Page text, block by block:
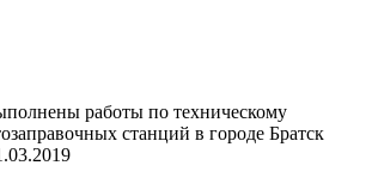
работы по техническому
станций в городе Братск